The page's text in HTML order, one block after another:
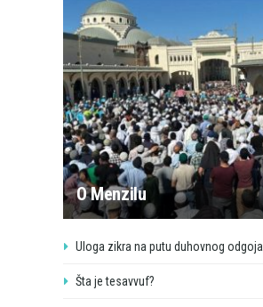
O Menzilu
Uloga zikra na putu duhovnog odgoja
Šta je tesavvuf?